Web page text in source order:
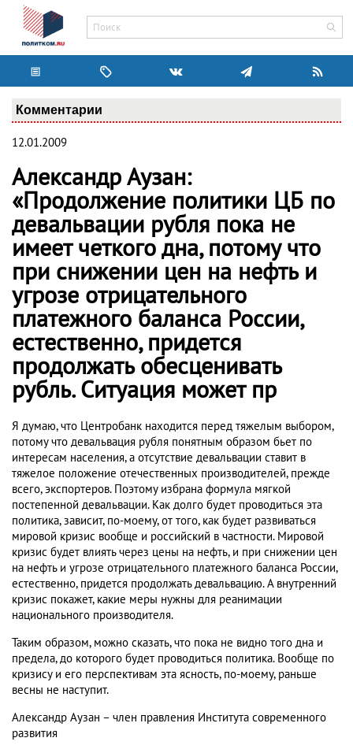
Комментарии
12.01.2009
Александр Аузан:
«Продолжение политики ЦБ по
девальвации рубля пока не
имеет четкого дна, потому что
при снижении цен на нефть и
угрозе отрицательного
платежного баланса России,
естественно, придется
продолжать обесценивать
рубль. Ситуация может пр
Я думаю, что Центробанк находится перед тяжелым выбором,
потому что девальвация рубля понятным образом бьет по
интересам населения, а отсутствие девальвации ставит в
тяжелое положение отечественных производителей, прежде
всего, экспортеров. Поэтому избрана формула мягкой
постепенной девальвации. Как долго будет проводиться эта
политика, зависит, по-моему, от того, как будет развиваться
мировой кризис вообще и российский в частности. Мировой
кризис будет влиять через цены на нефть, и при снижении цен
на нефть и угрозе отрицательного платежного баланса России,
естественно, придется продолжать девальвацию. А внутренний
кризис покажет, какие меры нужны для реанимации
национального производителя.
Таким образом, можно сказать, что пока не видно того дна и
предела, до которого будет проводиться политика. Вообще по
кризису и его перспективам эта ясность, по-моему, раньше
весны не наступит.
Александр Аузан – член правления Института современного
развития